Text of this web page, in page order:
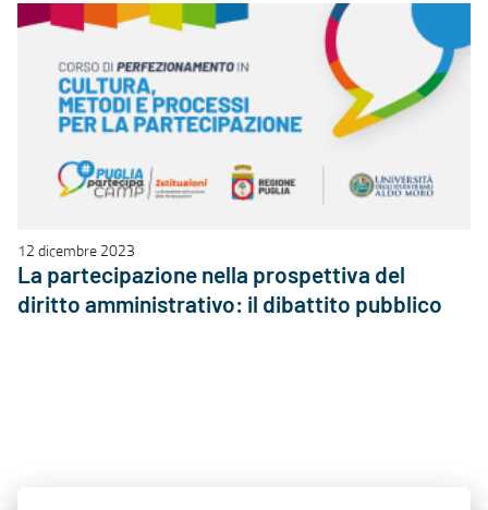
12 dicembre 2023
La partecipazione nella prospettiva del
diritto amministrativo: il dibattito pubblico